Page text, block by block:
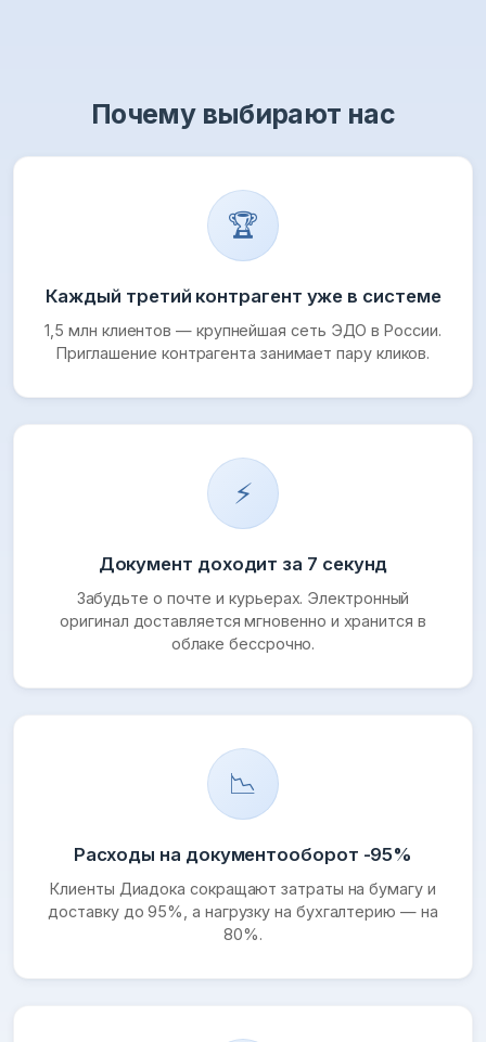
Почему выбирают нас
🏆
Каждый третий контрагент уже в системе
1,5 млн клиентов — крупнейшая сеть ЭДО в России.
Приглашение контрагента занимает пару кликов.
⚡
Документ доходит за 7 секунд
Забудьте о почте и курьерах. Электронный
оригинал доставляется мгновенно и хранится в
облаке бессрочно.
📉
Расходы на документооборот -95%
Клиенты Диадока сокращают затраты на бумагу и
доставку до 95%, а нагрузку на бухгалтерию — на
80%.